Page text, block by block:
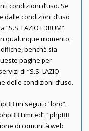
condizioni d’uso. Se
dalle condizioni d’uso
LAZIO FORUM”.
qualunque momento,
benché sia
pagine per
di “S.S. LAZIO
delle condizioni d’uso.
(in seguito “loro”,
Limited”, “phpBB
di comunità web